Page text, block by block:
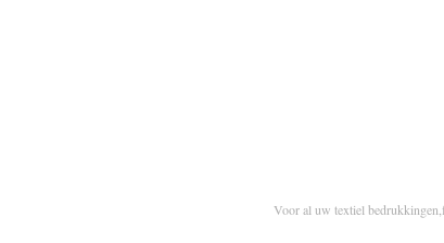
Voor al uw textiel